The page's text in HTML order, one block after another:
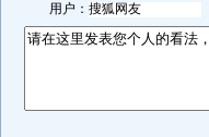
用户：